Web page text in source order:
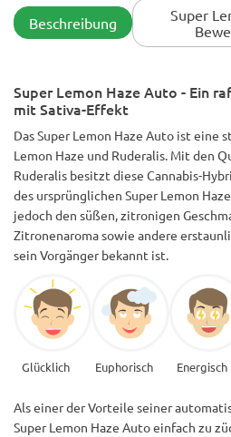
sich die Buds nicht viel
bin mir nicht sicher, wie sich das
es hat diesen schönen, fast
zu rauchen. Ein neuer Top 3 Rauch
Beschreibung
Super
Super Lemon Haze Auto - Ein
mit Sativa-Effekt
Das Super Lemon Haze Auto ist eine
Lemon Haze und Ruderalis. Mit den
Ruderalis besitzt diese Cannabis-
des ursprünglichen Super Lemon
jedoch den süßen, zitronigen
Zitronenaroma sowie andere
sein Vorgänger bekannt ist.
Glücklich Euphorisch Energisch
Als einer der Vorteile seiner
Super Lemon Haze Auto einfach zu